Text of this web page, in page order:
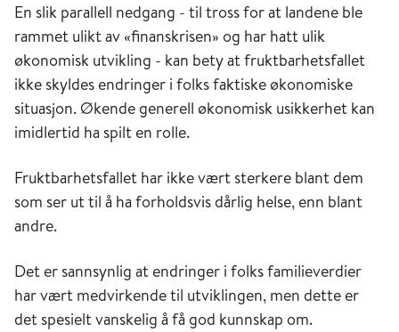
En slik parallell nedgang - til tross for at landene ble
rammet ulikt av «finanskrisen» og har hatt ulik
økonomisk utvikling - kan bety at fruktbarhetsfallet
ikke skyldes endringer i folks faktiske økonomiske
situasjon. Økende generell økonomisk usikkerhet kan
imidlertid ha spilt en rolle.
Fruktbarhetsfallet har ikke vært sterkere blant dem
som ser ut til å ha forholdsvis dårlig helse, enn blant
andre.
Det er sannsynlig at endringer i folks familieverdier
har vært medvirkende til utviklingen, men dette er
det spesielt vanskelig å få god kunnskap om.